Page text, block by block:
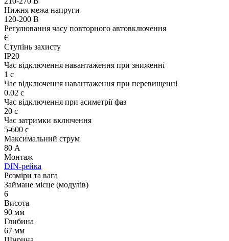
Нижня межа напруги
120-200 В
Регулювання часу повторного автовключення
Є
Ступінь захисту
IP20
Час відключення навантаження при зниженні
1 с
Час відключення навантаження при перевищенні
0.02 с
Час відключення при асиметрії фаз
20 с
Час затримки включення
5-600 с
Максимальний струм
80 А
Монтаж
DIN-рейка
Розміри та вага
Займане місце (модулів)
6
Висота
90 мм
Глибина
67 мм